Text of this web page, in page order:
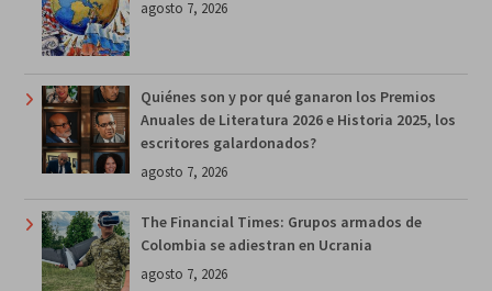
agosto 7, 2026
Quiénes son y por qué ganaron los Premios
Anuales de Literatura 2026 e Historia 2025, los
escritores galardonados?
agosto 7, 2026
The Financial Times: Grupos armados de
Colombia se adiestran en Ucrania
agosto 7, 2026